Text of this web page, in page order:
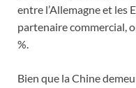
entre l’Allemagne et les
partenaire commercial,
%.
Bien que la Chine